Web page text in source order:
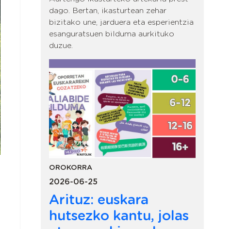
dago. Bertan, ikasturtean zehar
bizitako une, jarduera eta esperientzia
esanguratsuen bilduma aurkituko
duzue.
OROKORRA
2026-06-25
Arituz: euskara
hutsezko kantu, jolas